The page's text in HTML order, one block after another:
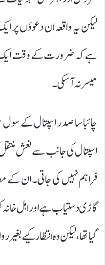
لیکن یہ واقعہ ان دعوؤں پر
ہے کہ ضرورت کے وقت ایک
میسر نہ آ سکی۔
چائباسا صدر اسپتال کے سول
اسپتال کی جانب سے نعش
فراہم نہیں کی جاتی۔ ان
گاڑی دستیاب ہے اور اہل خانہ
گیا تھا، لیکن وہ انتظار کیے بغیر